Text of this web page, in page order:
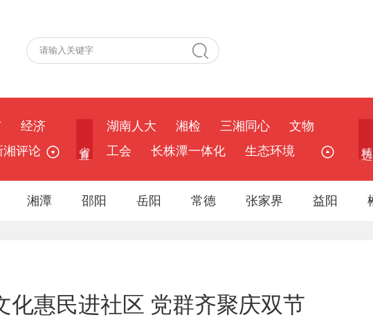
经济
湘评论
湖南人大 湘检 三湘同心
文物
工会
长株潭一体化 生态环境
湘潭 邵阳 岳阳 常德 张家界 益阳
化惠民进社区 党群齐聚庆双节